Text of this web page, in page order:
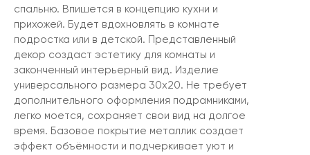
спальню. Впишется в концепцию кухни и
прихожей. Будет вдохновлять в комнате
подростка или в детской. Представленный
декор создаст эстетику для комнаты и
законченный интерьерный вид. Изделие
универсального размера 30х20. Не требует
дополнительного оформления подрамниками,
легко моется, сохраняет свои вид на долгое
время. Базовое покрытие металлик создает
эффект объёмности и подчеркивает уют и